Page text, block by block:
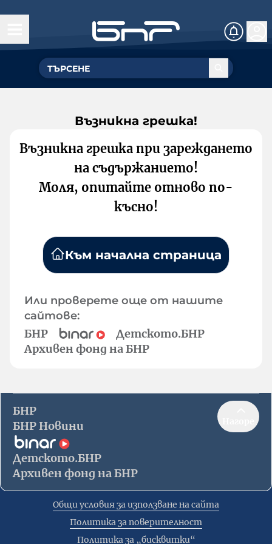
Възникна грешка!
Възникна грешка при зареждането
на съдържанието!
Моля, опитайте отново по-
късно!
Към начална страница
Или проверете още от нашите
сайтове:
БНР
Детското.БНР
Архивен фонд на БНР
БНР
БНР Новини
Детското.БНР
Архивен фонд на БНР
Общи условия за използване на сайта
Политика за поверителност
Политика за „бисквитки“